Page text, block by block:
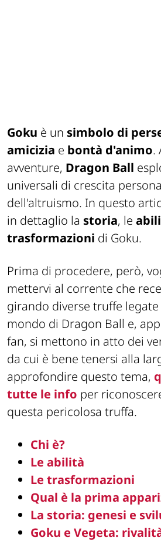
Goku è un simbolo di
amicizia e bontà d'animo.
avventure, Dragon Ball
universali di crescita
dell'altruismo. In questo
in dettaglio la storia, le
trasformazioni di Goku.
Prima di procedere, però,
mettervi al corrente che
girando diverse truffe
mondo di Dragon Ball e,
fan, si mettono in atto dei
da cui è bene tenersi alla
approfondire questo tema,
tutte le info per
questa pericolosa truffa.
Chi è?
Le abilità
Le trasformazioni
Qual è la prima
La storia: genesi e
Goku e Vegeta: